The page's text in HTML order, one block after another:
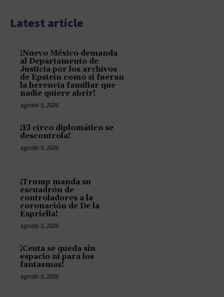
Latest article
¡Nuevo México demanda
al Departamento de
Justicia por los archivos
de Epstein como si fueran
la herencia familiar que
nadie quiere abrir!
agosto 5, 2026
¡El circo diplomático se
descontrola!
agosto 5, 2026
¡Trump manda su
escuadrón de
controladores a la
coronación de De la
Espriella!
agosto 5, 2026
¡Ceuta se queda sin
espacio ni para los
fantasmas!
agosto 5, 2026